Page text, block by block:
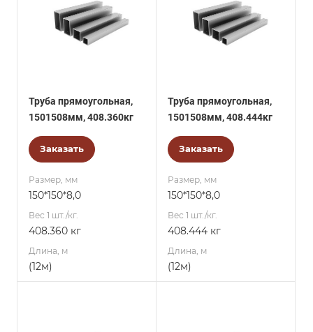
Труба прямоугольная,
1501508мм, 408.360кг
Заказать
Размер, мм
150*150*8,0
Вес 1 шт./кг.
408.360 кг
Длина, м
(12м)
Труба прямоугольная,
1501508мм, 408.444кг
Заказать
Размер, мм
150*150*8,0
Вес 1 шт./кг.
408.444 кг
Длина, м
(12м)